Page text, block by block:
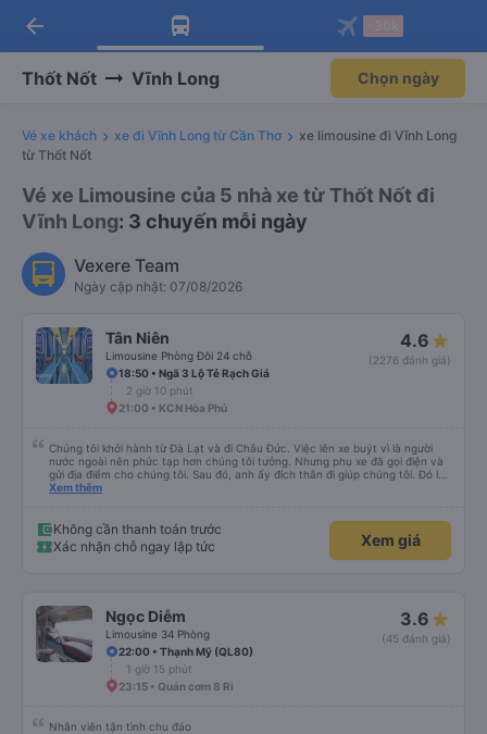
Tải app Vexere ngay!
Nhận ưu đãi thành viên độc
Mở app
Tải app Vexere
-30k/ghế khi đặt vé máy bay qua
Mở app
arrow_back
Thốt Nốt Vĩnh Long Chọn ngày
Vé xe khách xe đi Vĩnh Long từ Cần Thơ
xe limousine đi Vĩnh Long
từ Thốt Nốt
Vé xe Limousine của 5 nhà xe từ Thốt Nốt đi
Vĩnh Long: 3 chuyến mỗi ngày
Vexere Team
Ngày cập nhật: 07/08/2026
Tân Niên
Limousine Phòng Đôi 24 chỗ
4.6
(2276 đánh giá)
18:50 • Ngã 3 Lộ Tẻ Rạch Giá
2 giờ 10 phút
21:00 • KCN Hòa Phú
Chúng tôi khởi hành từ Đà Lạt và đi Châu Đức. Việc lên xe buýt vì là người
nước ngoài nên phức tạp hơn chúng tôi tưởng. Nhưng phụ xe đã gọi điện và
gửi địa điểm cho chúng tôi. Sau đó, anh ấy đích thân đi giúp chúng tôi. Đó là
lần đầu tiên đi xe giường nằm với hai đứa trẻ nhỏ khá thú vị. Chúng tôi không
điểm dừng, họ đánh thức chúng tôi dậy và đảm bảo chúng tôi đã sẵn sàng.
Nhìn chung, đó là một trải nghiệm tốt. Mỗi giường đều có gối và chăn, và đủ
chỗ cho 1 người lớn và 1 trẻ em nằm thoải mái.
Xem thêm
Không cần thanh toán trước
Xác nhận chỗ ngay lập tức
Xem giá
Ngọc Diễm
Limousine 34 Phòng
3.6
(45 đánh giá)
22:00 • Thạnh Mỹ (QL80)
1 giờ 15 phút
23:15 • Quán cơm 8 Ri
Nhân viên tận tình chu đáo